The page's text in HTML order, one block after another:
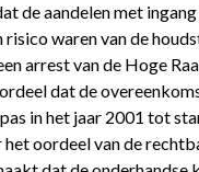
de aandelen met
waren van de
arrest van de Hoge
dat de
in het jaar 2001 tot
het oordeel van de